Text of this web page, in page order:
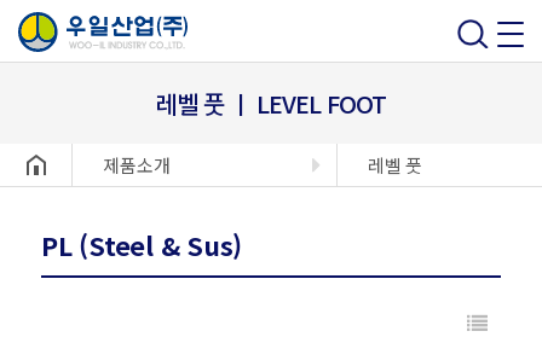
레벨 풋 ㅣ LEVEL FOOT
헤더설정 제품소개 레벨 풋
PL (Steel & Sus)